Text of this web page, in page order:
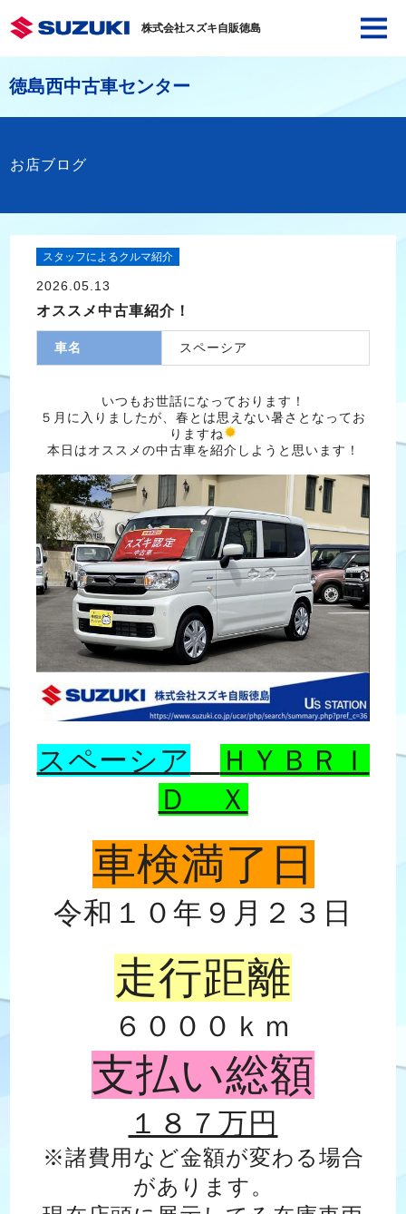
株式会社スズキ自販徳島
徳島西中古車センター
お店ブログ
スタッフによるクルマ紹介
2026.05.13
オススメ中古車紹介！
車名 スペーシア
いつもお世話になっております！
５月に入りましたが、春とは思えない暑さとなってお
りますね
本日はオススメの中古車を紹介しようと思います！
スペーシア
ＨＹＢＲＩ
Ｄ Ｘ
車検満了日
令和１０年９月２３日
走行距離
６０００ｋｍ
支払い総額
１８７万円
※諸費用など金額が変わる場合
があります。